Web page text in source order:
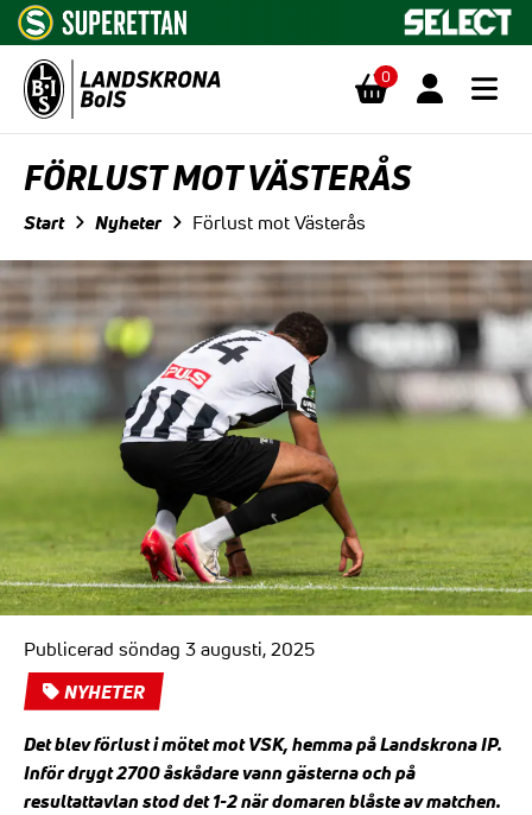
0
FÖRLUST MOT VÄSTERÅS
Start Nyheter Förlust mot Västerås
Publicerad söndag 3 augusti, 2025
NYHETER
Det blev förlust i mötet mot VSK, hemma på Landskrona IP.
Inför drygt 2700 åskådare vann gästerna och på
resultattavlan stod det 1-2 när domaren blåste av matchen.